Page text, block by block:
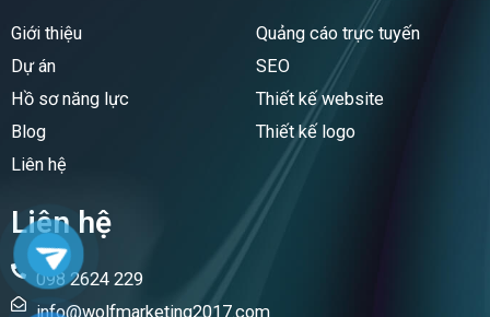
o
k
n
Giới thiệu
Dự án
Hồ sơ năng lực
Blog
Liên hệ
Quảng cáo trực tuyến
SEO
Thiết kế website
Thiết kế logo
Liên hệ
098 2624 229
info@wolfmarketing2017.com